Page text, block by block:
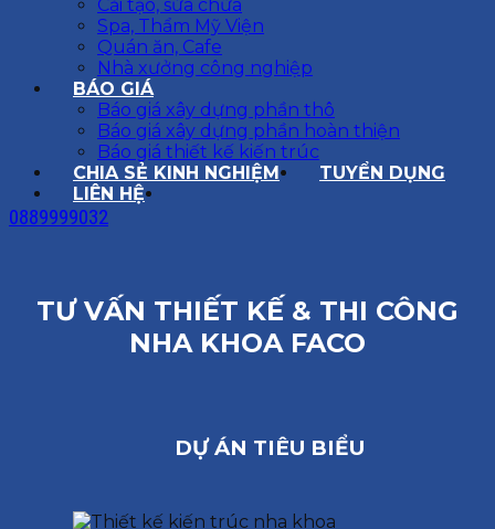
Cải tạo, sửa chữa
Spa, Thẩm Mỹ Viện
Quán ăn, Cafe
Nhà xưởng công nghiệp
BÁO GIÁ
Báo giá xây dựng phần thô
Báo giá xây dựng phần hoàn thiện
Báo giá thiết kế kiến trúc
CHIA SẺ KINH NGHIỆM
TUYỂN DỤNG
LIÊN HỆ
0889999032
TƯ VẤN THIẾT KẾ & THI CÔNG
NHA KHOA FACO
DỰ ÁN TIÊU BIỂU